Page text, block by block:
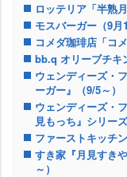
ロッテリア「半熟
モスバーガー（9月
コメダ珈琲店「コ
bb.q オリーブチキ
ウェンディーズ・
ーガー』（9/5～）
ウェンディーズ・
見もっち』シリー
ファーストキッチ
すき家『月見すき
～）